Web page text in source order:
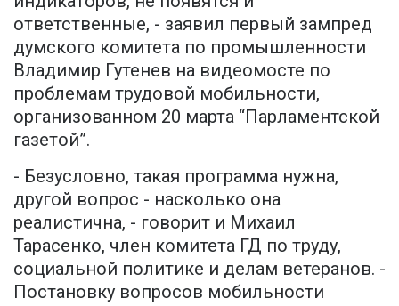
ответственные, - заявил первый зампред
думского комитета по промышленности
Владимир Гутенев на видеомосте по
проблемам трудовой мобильности,
организованном 20 марта “Парламентской
газетой”.
- Безусловно, такая программа нужна,
другой вопрос - насколько она
реалистична, - говорит и Михаил
Тарасенко, член комитета ГД по труду,
социальной политике и делам ветеранов. -
Постановку вопросов мобильности